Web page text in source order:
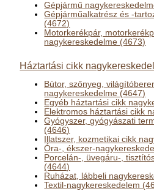
Gépjármű
Gépjárműalkatrész és -
(4672)
Motorkerékpár,
nagykereskedelme (4673)
Háztartási cikk
Bútor, szőnyeg,
nagykereskedelme (4647)
Egyéb háztartási cikk
Elektromos háztartási cikk
Gyógyszer, gyógyászati
(4646)
Illatszer, kozmetikai cikk
Óra-, ékszer-
Porcelán-, üvegáru-,
(4644)
Ruházat, lábbeli
Textil-nagykereskedelem